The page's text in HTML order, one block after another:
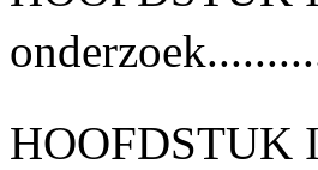
HOOFDSTUK